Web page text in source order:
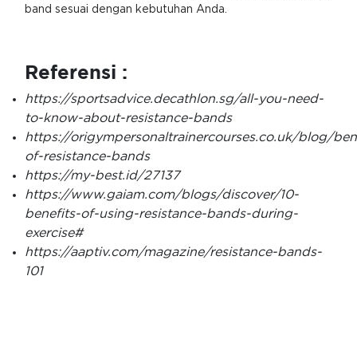
band sesuai dengan kebutuhan Anda.
Referensi :
https://sportsadvice.decathlon.sg/all-you-need-
to-know-about-resistance-bands
https://origympersonaltrainercourses.co.uk/blog/
of-resistance-bands
https://my-best.id/27137
https://www.gaiam.com/blogs/discover/10-
benefits-of-using-resistance-bands-during-
exercise#
https://aaptiv.com/magazine/resistance-bands-
101